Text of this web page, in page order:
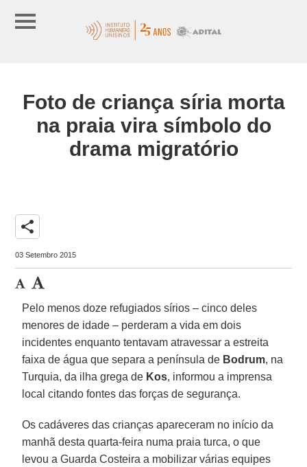
Foto de criança síria morta
na praia vira símbolo do
drama migratório
share
03 Setembro 2015
Pelo menos doze refugiados sírios – cinco deles
menores de idade – perderam a vida em dois
incidentes enquanto tentavam atravessar a estreita
faixa de água que separa a península de Bodrum, na
Turquia, da ilha grega de Kos, informou a imprensa
local citando fontes das forças de segurança.
Os cadáveres das crianças apareceram no início da
manhã desta quarta-feira numa praia turca, o que
levou a Guarda Costeira a mobilizar várias equipes